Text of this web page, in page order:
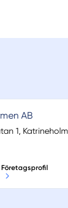
AB
1,
Företagsprofil